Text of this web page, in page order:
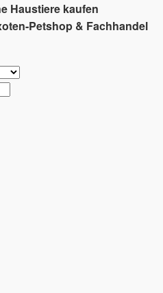
Haustiere kaufen
Petshop & Fachhandel